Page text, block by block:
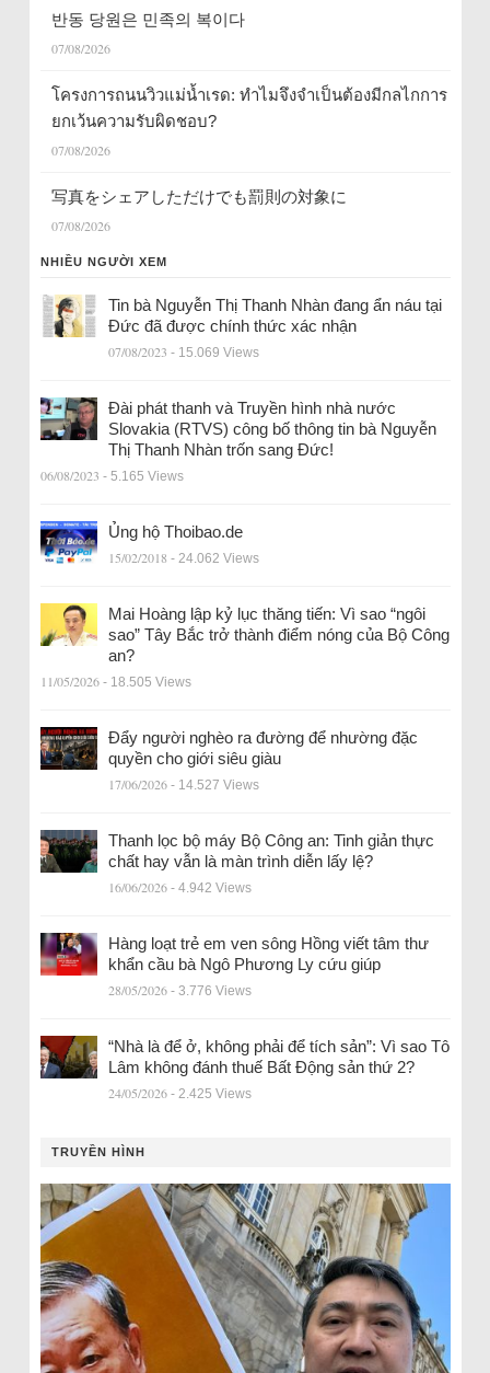
반동 당원은 민족의 복이다
07/08/2026
โครงการถนนวิวแม่น้ำเรด: ทำไมจึงจำเป็นต้องมีกลไกการ
ยกเว้นความรับผิดชอบ?
07/08/2026
写真をシェアしただけでも罰則の対象に
07/08/2026
NHIỀU NGƯỜI XEM
Tin bà Nguyễn Thị Thanh Nhàn đang ẩn náu tại
Đức đã được chính thức xác nhận
07/08/2023 - 15.069 Views
Đài phát thanh và Truyền hình nhà nước
Slovakia (RTVS) công bố thông tin bà Nguyễn
Thị Thanh Nhàn trốn sang Đức!
06/08/2023 - 5.165 Views
Ủng hộ Thoibao.de
15/02/2018 - 24.062 Views
Mai Hoàng lập kỷ lục thăng tiến: Vì sao “ngôi
sao” Tây Bắc trở thành điểm nóng của Bộ Công
an?
11/05/2026 - 18.505 Views
Đẩy người nghèo ra đường để nhường đặc
quyền cho giới siêu giàu
17/06/2026 - 14.527 Views
Thanh lọc bộ máy Bộ Công an: Tinh giản thực
chất hay vẫn là màn trình diễn lấy lệ?
16/06/2026 - 4.942 Views
Hàng loạt trẻ em ven sông Hồng viết tâm thư
khẩn cầu bà Ngô Phương Ly cứu giúp
28/05/2026 - 3.776 Views
“Nhà là để ở, không phải để tích sản”: Vì sao Tô
Lâm không đánh thuế Bất Động sản thứ 2?
24/05/2026 - 2.425 Views
TRUYỀN HÌNH